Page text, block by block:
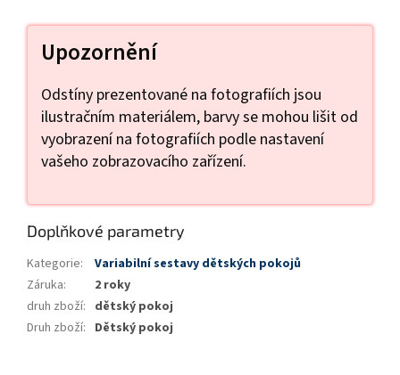
Upozornění
Odstíny prezentované na fotografiích jsou
ilustračním materiálem, barvy se mohou lišit od
vyobrazení na fotografiích podle nastavení
vašeho zobrazovacího zařízení.
Doplňkové parametry
Kategorie:
Variabilní sestavy dětských pokojů
Záruka:
2 roky
druh zboží: dětský pokoj
Druh zboží: Dětský pokoj